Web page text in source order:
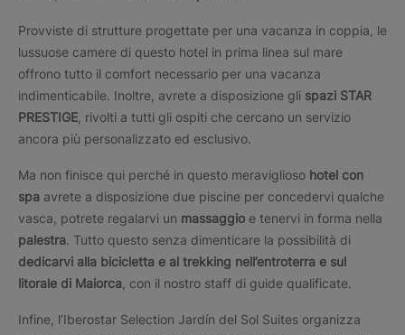
Provviste di strutture progettate per una vacanza in coppia, le
lussuose camere di questo hotel in prima linea sul mare
offrono tutto il comfort necessario per una vacanza
indimenticabile. Inoltre, avrete a disposizione gli spazi STAR
PRESTIGE , rivolti a tutti gli ospiti che cercano un servizio
ancora più personalizzato ed esclusivo.
Ma non finisce qui perché in questo meraviglioso hotel con
spa avrete a disposizione due piscine per concedervi qualche
vasca, potrete regalarvi un massaggio e tenervi in forma nella
palestra. Tutto questo senza dimenticare la possibilità di
dedicarvi alla bicicletta e al trekking nell’entroterra e sul
litorale di Maiorca , con il nostro staff di guide qualificate.
Infine, l’Iberostar Selection Jardín del Sol Suites organizza